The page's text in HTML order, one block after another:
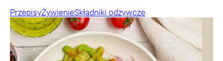
PrzepisyŻywienieSkładniki odżywcze